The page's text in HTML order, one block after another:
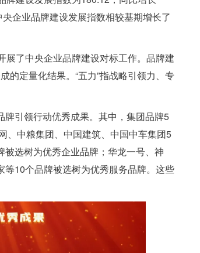
企业品牌建设发展指数相较基期增长了
了中央企业品牌建设对标工作。品牌建
的定量化结果。“五力”指战略引领力、专
引领行动优秀成果。其中，集团品牌5
、中粮集团、中国建筑、中国中车集团5
选树为优秀企业品牌；华龙一号、神
10个品牌被选树为优秀服务品牌。这些